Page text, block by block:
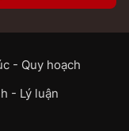
- Quy hoạch
- Lý luận